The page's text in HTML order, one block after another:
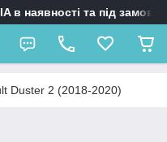
в наявності та під
Duster 2 (2018-2020)